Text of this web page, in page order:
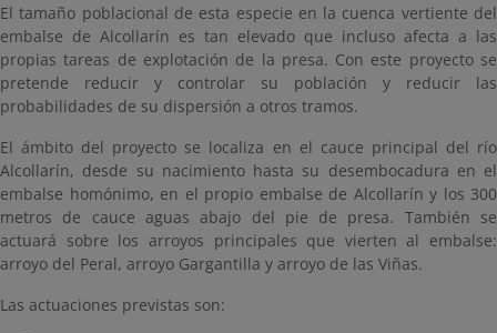
El tamaño poblacional de esta especie en la cuenca vertiente del
embalse de Alcollarín es tan elevado que incluso afecta a las
propias tareas de explotación de la presa. Con este proyecto se
pretende reducir y controlar su población y reducir las
probabilidades de su dispersión a otros tramos.
El ámbito del proyecto se localiza en el cauce principal del río
Alcollarín, desde su nacimiento hasta su desembocadura en el
embalse homónimo, en el propio embalse de Alcollarín y los 300
metros de cauce aguas abajo del pie de presa. También se
actuará sobre los arroyos principales que vierten al embalse:
arroyo del Peral, arroyo Gargantilla y arroyo de las Viñas.
Las actuaciones previstas son: